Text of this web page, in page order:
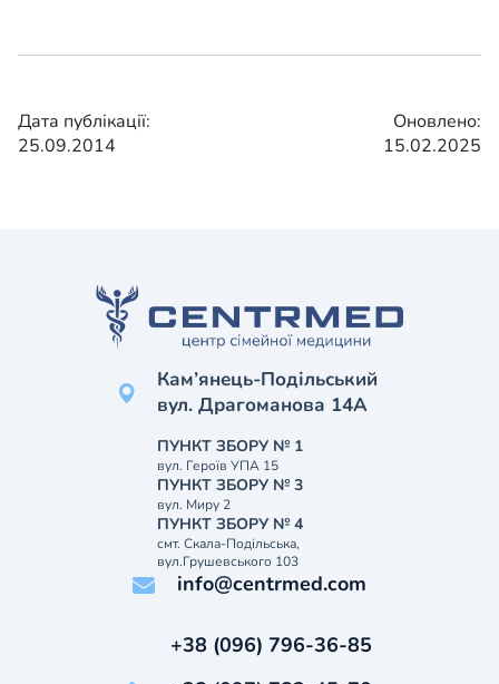
Дата публікації:
25.09.2014
Оновлено:
15.02.2025
Кам’янець-Подільський
вул. Драгоманова 14А
ПУНКТ ЗБОРУ № 1
вул. Героїв УПА 15
ПУНКТ ЗБОРУ № 3
вул. Миру 2
ПУНКТ ЗБОРУ № 4
смт. Скала-Подільська,
вул.Грушевського 103
info@centrmed.com
+38 (096) 796-36-85